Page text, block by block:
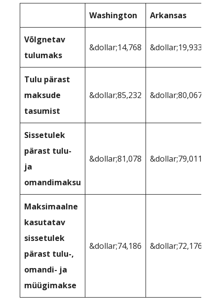
Washington Arkansas
Võlgnetav
tulumaks
&dollar;14,768 &dollar;19,933
Tulu pärast
maksude
tasumist
&dollar;85,232 &dollar;80,067
Sissetulek
pärast tulu-
ja
omandimaksu
&dollar;81,078 &dollar;79,011
Maksimaalne
kasutatav
sissetulek
pärast tulu-,
omandi- ja
müügimakse
&dollar;74,186 &dollar;72,176